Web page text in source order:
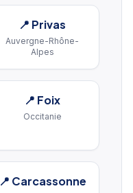
📍 Privas
Auvergne-Rhône-
Alpes
📍 Foix
Occitanie
📍 Carcassonne